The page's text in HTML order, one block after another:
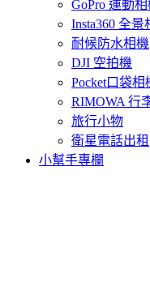
GoPro 運動相
Insta360 全景
耐候防水相機
DJI 空拍機
Pocket口袋
RIMOWA 行
旅行小物
衛星電話出租
小幫手專欄